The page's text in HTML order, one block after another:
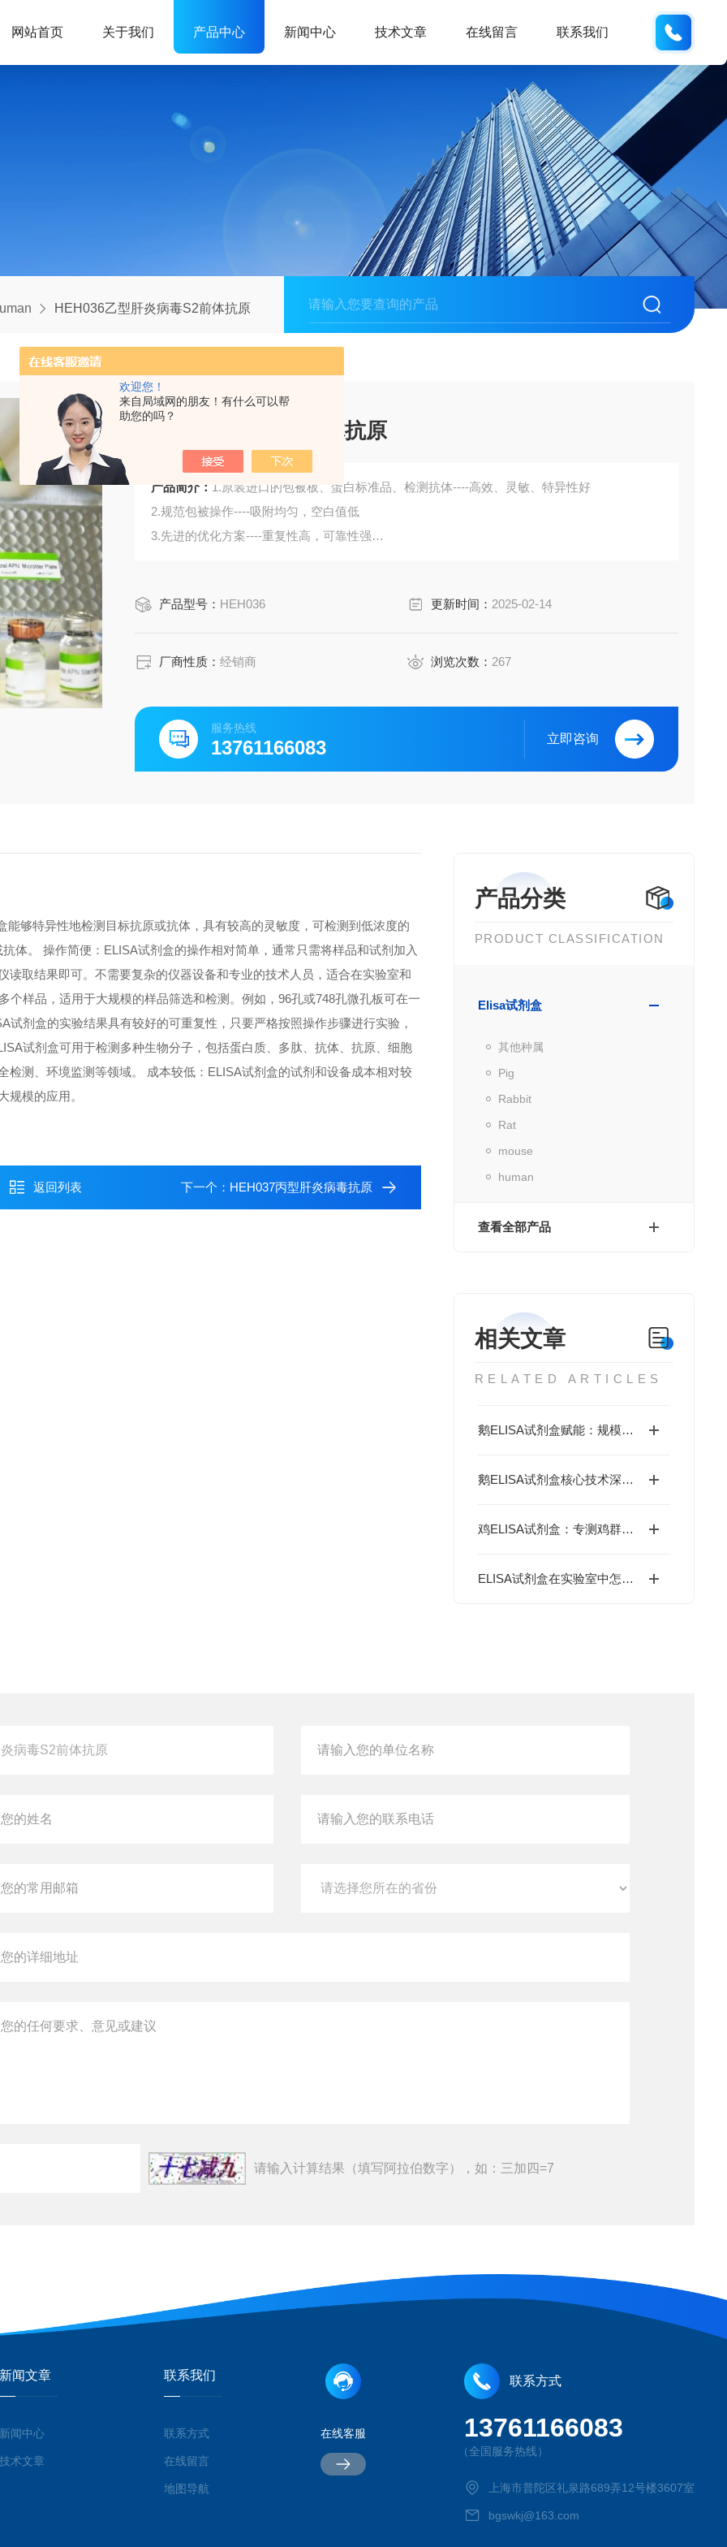
欢迎您！
来自局域网的朋友！有什么可以帮
助您的吗？
网站首页 关于我们 产品中心 新闻中心 技术文章 在线留言 联系我们
HEH036乙型肝炎病毒S2前体抗原
乙型肝炎病毒S2前体抗原
产品简介： 1.原装进口的包被板、蛋白标准品、检测抗体----高效、灵敏、特异性好
2.规范包被操作----吸附均匀，空白值低
3.先进的优化方案----重复性高，可靠性强
6.检测指标齐全：炎症因子、血管生成素、动脉粥样硬化因子、趋化因子、生长因子、基质金属
371.购买Bogoo ELISA试剂盒可以免费代测。
产品型号： HEH036 更新时间： 2025-02-14
厂商性质：经销商 浏览次数： 267
服务热线
13761166083 立即咨询
产品分类
PRODUCT CLASSIFICATION
Elisa试剂盒
其他种属
Pig
Rabbit
Rat
mouse
human
查看全部产品
相关文章
RELATED ARTICLES
鹅ELISA试剂盒赋能：规模化养殖中的疫病动态监测体系
鹅ELISA试剂盒核心技术深度解析：如何实现鹅源抗体与抗原的高特异性检测及精准定量分析？
鸡ELISA试剂盒：专测鸡群抗体、激素，禽病检测、养殖科研都能用
ELISA试剂盒在实验室中怎么用
够特异性地检测目标抗原或抗体，具有较高的灵敏度，可检测到低浓度的
体。 操作简便：ELISA试剂盒的操作相对简单，通常只需将样品和试剂加入
取结果即可。不需要复杂的仪器设备和专业的技术人员，适合在实验室和
样品，适用于大规模的样品筛选和检测。例如，96孔或748孔微孔板可在一
剂盒的实验结果具有较好的可重复性，只要严格按照操作步骤进行实验，
试剂盒可用于检测多种生物分子，包括蛋白质、多肽、抗体、抗原、细胞
测、环境监测等领域。 成本较低：ELISA试剂盒的试剂和设备成本相对较
规模的应用。
返回列表 下一个： HEH037丙型肝炎病毒抗原
请输入计算结果（填写阿拉伯数字），如：三加四=7
新闻文章
新闻中心
技术文章
联系我们
联系方式
在线留言
地图导航
在线客服
联系方式
13761166083
（全国服务热线）
上海市普陀区礼泉路689弄12号楼3607室
bgswkj@163.com